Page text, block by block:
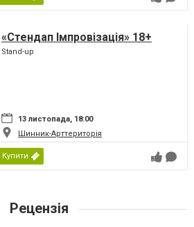
«Стендап Імпровізація» 18+
Stand-up
13 листопада, 18:00
Шинник-Арттериторія
Купити
Рецензія